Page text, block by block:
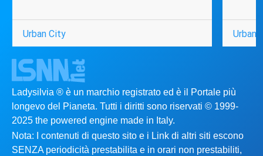
Urban City Urban
Ladysilvia ® è un marchio registrato ed è il Portale più
longevo del Pianeta. Tutti i diritti sono riservati © 1999-
2025 the powered engine made in Italy.
Nota: I contenuti di questo sito e i Link di altri siti escono
SENZA periodicità prestabilita e in orari non prestabiliti,